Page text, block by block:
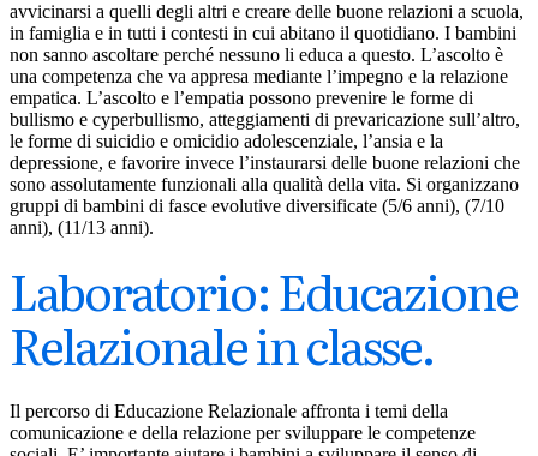
avvicinarsi a quelli degli altri e creare delle buone relazioni a scuola,
in famiglia e in tutti i contesti in cui abitano il quotidiano. I bambini
non sanno ascoltare perché nessuno li educa a questo. L’ascolto è
una competenza che va appresa mediante l’impegno e la relazione
empatica. L’ascolto e l’empatia possono prevenire le forme di
bullismo e cyperbullismo, atteggiamenti di prevaricazione sull’altro,
le forme di suicidio e omicidio adolescenziale, l’ansia e la
depressione, e favorire invece l’instaurarsi delle buone relazioni che
sono assolutamente funzionali alla qualità della vita. Si organizzano
gruppi di bambini di fasce evolutive diversificate (5/6 anni), (7/10
anni), (11/13 anni).
Laboratorio: Educazione
Relazionale in classe.
Il percorso di Educazione Relazionale affronta i temi della
comunicazione e della relazione per sviluppare le competenze